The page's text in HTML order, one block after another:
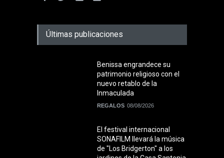
Últimas publicaciones
Benissa engrandece su
patrimonio religioso con el
nuevo retablo de la
Inmaculada
REGALOS 08/08/2026
El festival internacional
SONAFILM llevará la música
de "Los Bridgerton" a los